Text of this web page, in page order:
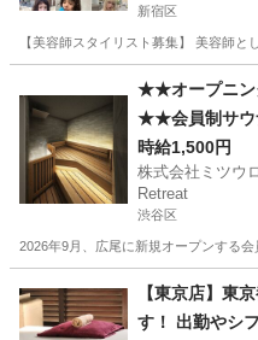
新宿区
【美容師スタイリスト募集】 美容師
美容師 美容室
★★オープニン
★★会員制サウ
時給1,500円
株式会社ミツウ
Retreat
渋谷区
2026年9月、広尾に新規オープンする
その他 オー
【東京店】東
す！ 出勤やシ